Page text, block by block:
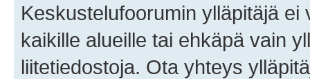
Keskustelufoorumin ylläpitäjä
kaikille alueille tai ehkäpä vain
liitetiedostoja. Ota yhteys